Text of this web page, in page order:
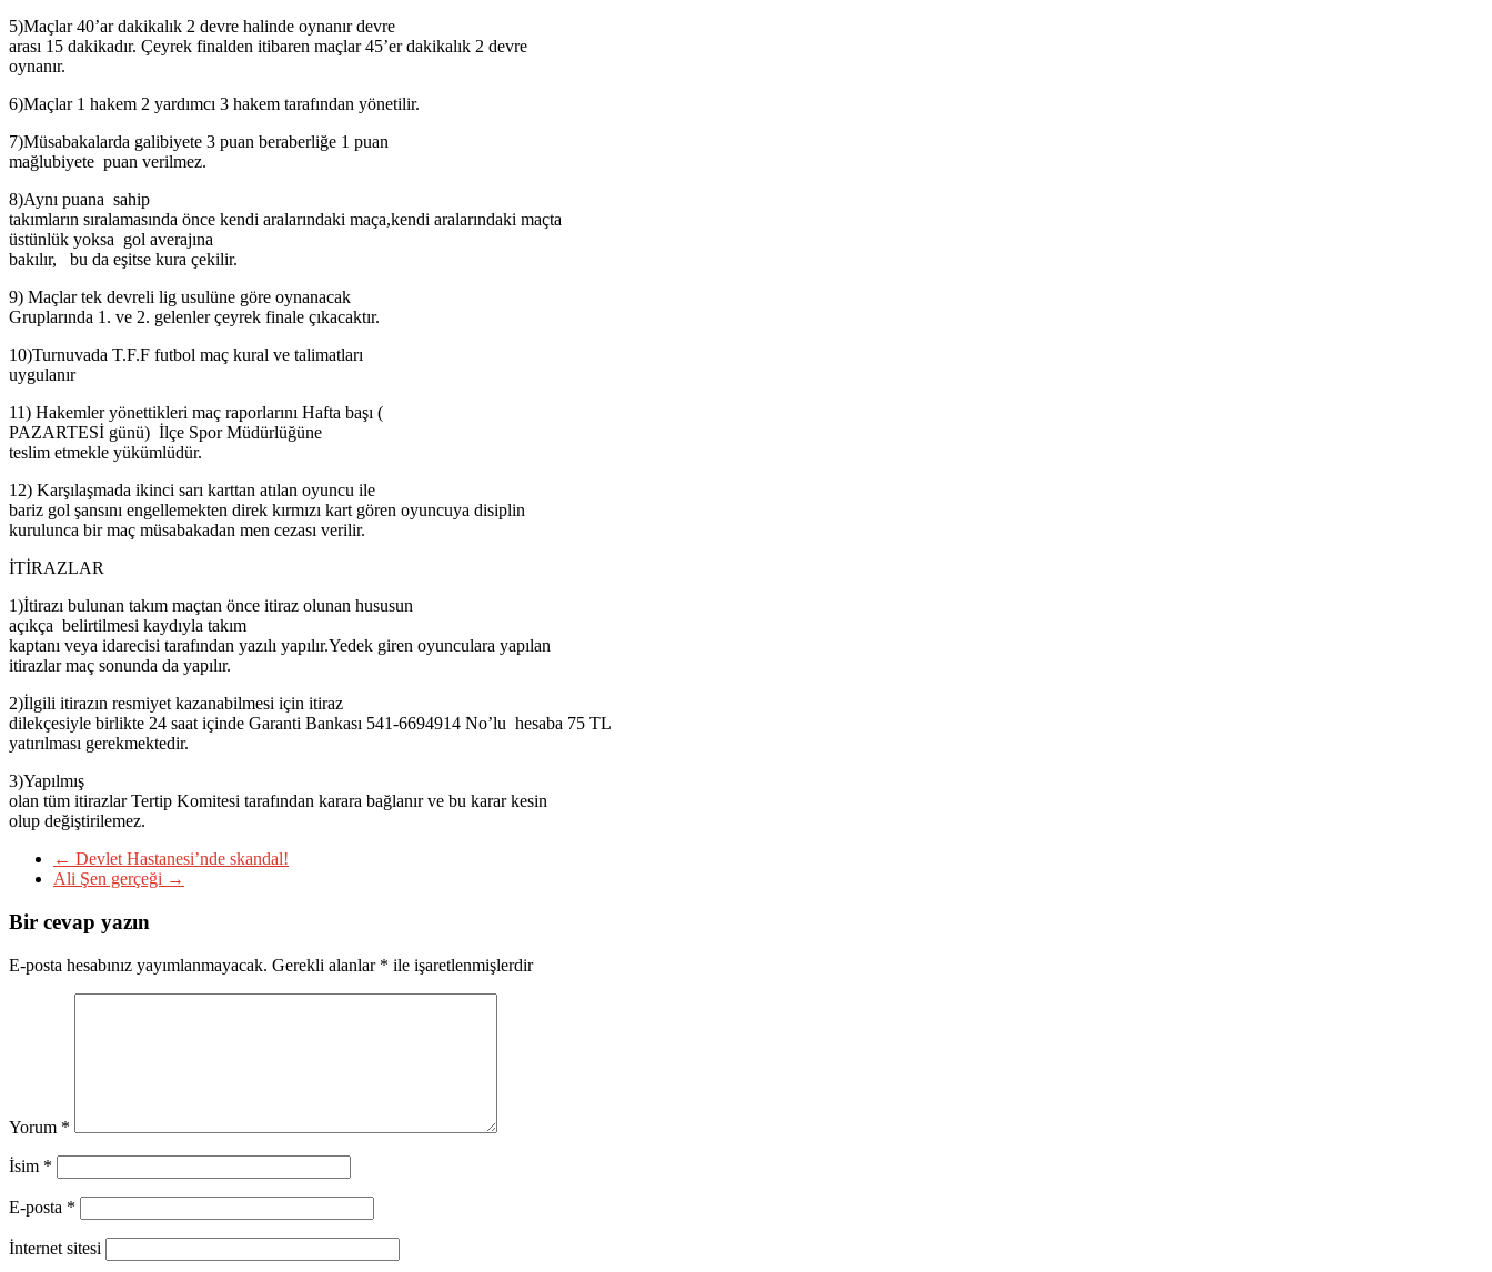
5)Maçlar 40’ar dakikalık 2 devre halinde oynanır devre
arası 15 dakikadır. Çeyrek finalden itibaren maçlar 45’er dakikalık 2 devre
oynanır.
6)Maçlar 1 hakem 2 yardımcı 3 hakem tarafından yönetilir.
7)Müsabakalarda galibiyete 3 puan beraberliğe 1 puan
mağlubiyete puan verilmez.
8)Aynı puana sahip
takımların sıralamasında önce kendi aralarındaki maça,kendi aralarındaki maçta
üstünlük yoksa gol averajına
bakılır, bu da eşitse kura çekilir.
9) Maçlar tek devreli lig usulüne göre oynanacak
Gruplarında 1. ve 2. gelenler çeyrek finale çıkacaktır.
10)Turnuvada T.F.F futbol maç kural ve talimatları
uygulanır
11) Hakemler yönettikleri maç raporlarını Hafta başı (
PAZARTESİ günü) İlçe Spor Müdürlüğüne
teslim etmekle yükümlüdür.
12) Karşılaşmada ikinci sarı karttan atılan oyuncu ile
bariz gol şansını engellemekten direk kırmızı kart gören oyuncuya disiplin
kurulunca bir maç müsabakadan men cezası verilir.
İTİRAZLAR
1)İtirazı bulunan takım maçtan önce itiraz olunan hususun
açıkça belirtilmesi kaydıyla takım
kaptanı veya idarecisi tarafından yazılı yapılır.Yedek giren oyunculara yapılan
itirazlar maç sonunda da yapılır.
2)İlgili itirazın resmiyet kazanabilmesi için itiraz
dilekçesiyle birlikte 24 saat içinde Garanti Bankası 541-6694914 No’lu hesaba 75 TL
yatırılması gerekmektedir.
3)Yapılmış
olan tüm itirazlar Tertip Komitesi tarafından karara bağlanır ve bu karar kesin
olup değiştirilemez.
← Devlet Hastanesi’nde skandal!
Ali Şen gerçeği →
Bir cevap yazın
E-posta hesabınız yayımlanmayacak. Gerekli alanlar * ile işaretlenmişlerdir
Yorum *
İsim *
E-posta *
İnternet sitesi